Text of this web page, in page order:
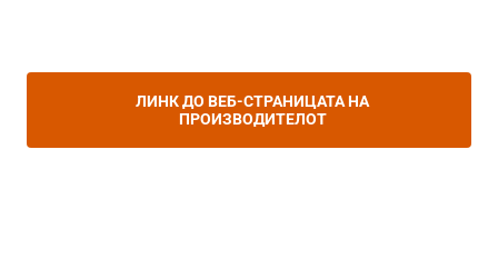
ЛИНК ДО ВЕБ-СТРАНИЦАТА НА
ПРОИЗВОДИТЕЛОТ